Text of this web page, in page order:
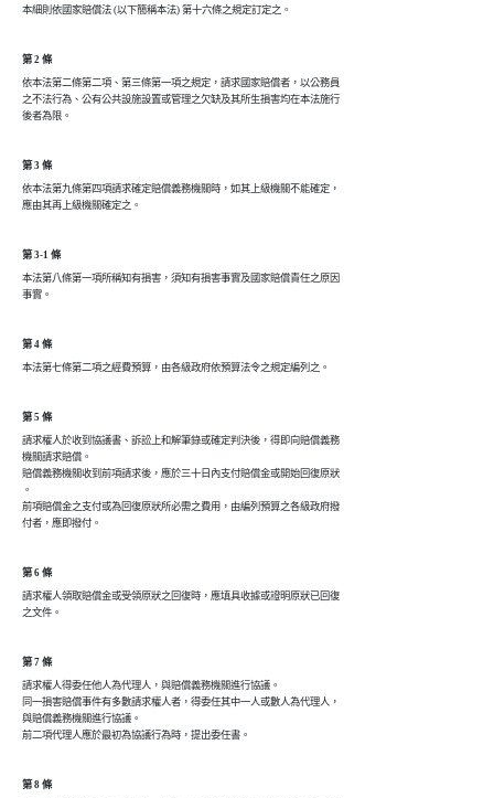
第 2 條
依本法第二條第二項、第三條第一項之規定，請求國家賠償者，以公務員
之不法行為、公有公共設施設置或管理之欠缺及其所生損害均在本法施行
第 3 條
依本法第九條第四項請求確定賠償義務機關時，如其上級機關不能確定，
第 3-1 條
本法第八條第一項所稱知有損害，須知有損害事實及國家賠償責任之原因
事實。
第 4 條
第 5 條
請求權人於收到協議書、訴訟上和解筆錄或確定判決後，得即向賠償義務
機關請求賠償。
賠償義務機關收到前項請求後，應於三十日內支付賠償金或開始回復原狀
。
前項賠償金之支付或為回復原狀所必需之費用，由編列預算之各級政府撥
第 6 條
請求權人領取賠償金或受領原狀之回復時，應填具收據或證明原狀已回復
第 7 條
請求權人得委任他人為代理人，與賠償義務機關進行協議。
同一損害賠償事件有多數請求權人者，得委任其中一人或數人為代理人，
與賠償義務機關進行協議。
第 8 條